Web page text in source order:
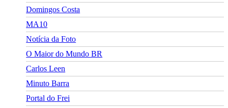
Domingos Costa
MA10
Notícia da Foto
O Maior do Mundo BR
Carlos Leen
Minuto Barra
Portal do Frei